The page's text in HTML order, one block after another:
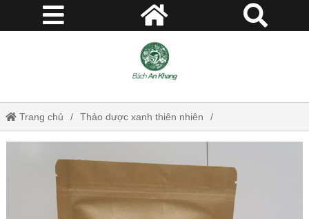
Trang chủ Thảo dược xanh thiên nhiên
Huyết áp, béo phì Trà thảo mộc Jindo
Trà Gạo Lứt - Đậu Đen, Đậu Đỏ, Hoa Nhài rang sẵn loại thượng
hạng Bách An Khang JD144 tragaolut